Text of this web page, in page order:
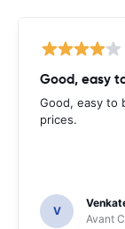
Good, easy
Good, easy to
prices.
V
Avant